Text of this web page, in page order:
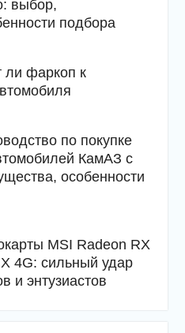
выбор,
подбора
ли фаркоп к
по покупке
КамАЗ с
особенности
MSI Radeon RX
4G: сильный удар
и энтузиастов